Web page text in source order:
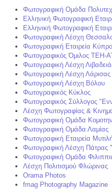
Φωτογραφική Ομάδα
Ελληνική Φωτογραφική
Ελληνική Φωτογραφική
Φωτογραφική Λέσχη
Φωτογραφική Εταιρεία
Φωτογραφικός Όμιλος ΤΕΗ-
Φωτογραφική Λέσχη
Φωτογραφική Λέσχη Λάρισας
Φωτογραφική Λέσχη Βόλου
Φωτογραφικός Κύκλος
Φωτογραφικός Σύλλογος
Λέσχη Φωτογραφίας &
Φωτογραφική Ομάδα
Φωτογραφική Ομάδα Λαμίας
Φωτογραφική Εταιρεία
Φωτογραφική Λέσχη
Φωτογραφική Ομάδα
Λέσχη Πολιτισμού Φλώρινας
Orama Photos
fmag Photography Magazine